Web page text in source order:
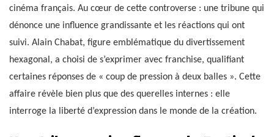
cinéma français. Au cœur de cette controverse : une tribune qui
dénonce une influence grandissante et les réactions qui ont
suivi. Alain Chabat, figure emblématique du divertissement
hexagonal, a choisi de s’exprimer avec franchise, qualifiant
certaines réponses de « coup de pression à deux balles ». Cette
affaire révèle bien plus que des querelles internes : elle
interroge la liberté d’expression dans le monde de la création.